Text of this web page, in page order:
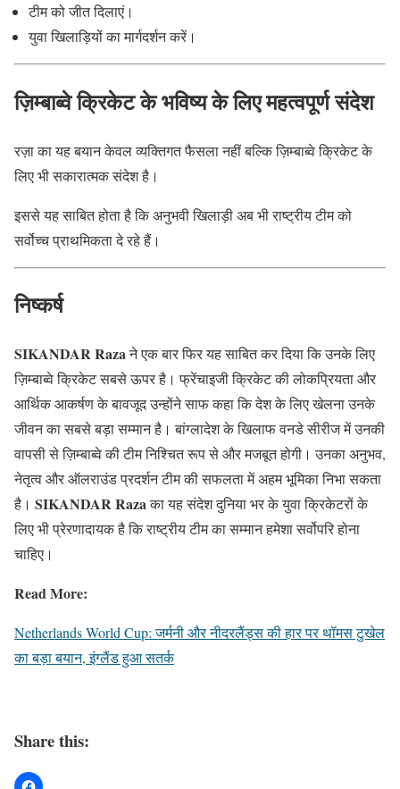
टीम को जीत दिलाएं।
युवा खिलाड़ियों का मार्गदर्शन करें।
ज़िम्बाब्वे क्रिकेट के भविष्य के लिए महत्वपूर्ण संदेश
रज़ा का यह बयान केवल व्यक्तिगत फैसला नहीं बल्कि ज़िम्बाब्वे क्रिकेट के
लिए भी सकारात्मक संदेश है।
इससे यह साबित होता है कि अनुभवी खिलाड़ी अब भी राष्ट्रीय टीम को
सर्वोच्च प्राथमिकता दे रहे हैं।
निष्कर्ष
SIKANDAR Razaने एक बार फिर यह साबित कर दिया कि उनके लिए
ज़िम्बाब्वे क्रिकेट सबसे ऊपर है। फ्रेंचाइजी क्रिकेट की लोकप्रियता और
आर्थिक आकर्षण के बावजूद उन्होंने साफ कहा कि देश के लिए खेलना उनके
जीवन का सबसे बड़ा सम्मान है। बांग्लादेश के खिलाफ वनडे सीरीज में उनकी
वापसी से ज़िम्बाब्वे की टीम निश्चित रूप से और मजबूत होगी। उनका अनुभव,
नेतृत्व और ऑलराउंड प्रदर्शन टीम की सफलता में अहम भूमिका निभा सकता
है। SIKANDAR Razaका यह संदेश दुनिया भर के युवा क्रिकेटरों के
लिए भी प्रेरणादायक है कि राष्ट्रीय टीम का सम्मान हमेशा सर्वोपरि होना
चाहिए।
Read More:
Netherlands World Cup: जर्मनी और नीदरलैंड्स की हार पर थॉमस टुखेल
का बड़ा बयान, इंग्लैंड हुआ सतर्क
Share this: